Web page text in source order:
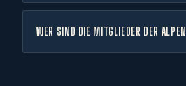
WER SIND DIE MITGLIEDER DER